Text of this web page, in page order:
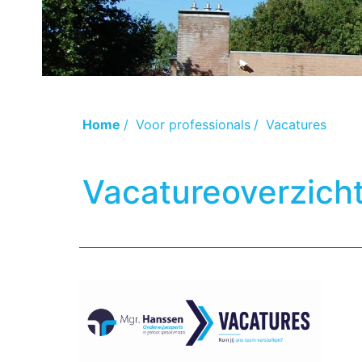
Home / Voor professionals / Vacatures